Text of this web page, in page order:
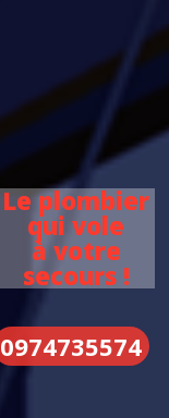
Le plombier
qui vole
à votre
secours !
0974735574